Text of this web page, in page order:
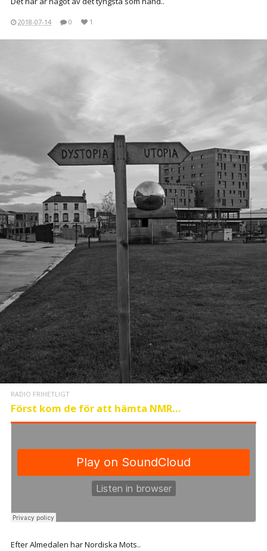
2018-07-14 0 1
RADIO FRIHETLIGT
Först kom de för att hämta NMR…
Efter Almedalen har Nordiska Mots..